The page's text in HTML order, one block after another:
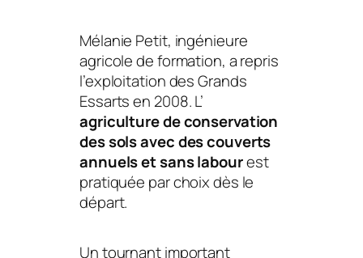
Mélanie Petit, ingénieure
agricole de formation, a repris
l’exploitation des Grands
Essarts en 2008. L’
agriculture de conservation
des sols avec des couverts
annuels et sans labourest
pratiquée par choix dès le
départ.
Un tournant important